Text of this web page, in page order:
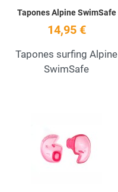
Tapones Alpine SwimSafe
14,95 €
Tapones surfing Alpine
SwimSafe